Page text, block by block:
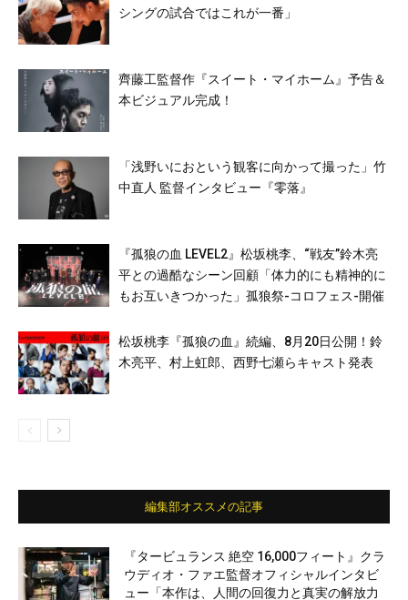
シングの試合ではこれが一番」
齊藤工監督作『スイート・マイホーム』予告＆
本ビジュアル完成！
「浅野いにおという観客に向かって撮った」竹
中直人 監督インタビュー『零落』
『孤狼の血 LEVEL2』松坂桃李、“戦友”鈴木亮
平との過酷なシーン回顧「体力的にも精神的に
もお互いきつかった」孤狼祭-コロフェス-開催
松坂桃李『孤狼の血』続編、8月20日公開！鈴
木亮平、村上虹郎、西野七瀬らキャスト発表
編集部オススメの記事
『タービュランス 絶空 16,000フィート』クラ
ウディオ・ファエ監督オフィシャルインタビ
ュー「本作は、人間の回復力と真実の解放力